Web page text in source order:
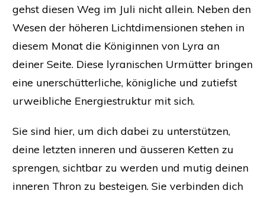
gehst diesen Weg im Juli nicht allein. Neben den
Wesen der höheren Lichtdimensionen stehen in
diesem Monat die Königinnen von Lyra an
deiner Seite. Diese lyranischen Urmütter bringen
eine unerschütterliche, königliche und zutiefst
urweibliche Energiestruktur mit sich.
Sie sind hier, um dich dabei zu unterstützen,
deine letzten inneren und äusseren Ketten zu
sprengen, sichtbar zu werden und mutig deinen
inneren Thron zu besteigen. Sie verbinden dich